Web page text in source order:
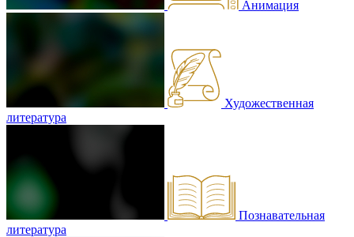
Анимация
Художественная
литература
Познавательная
литература